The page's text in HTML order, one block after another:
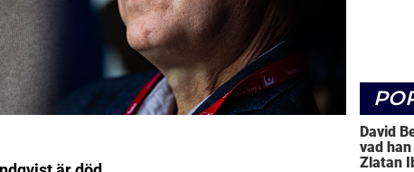
David
vad
Zlatan